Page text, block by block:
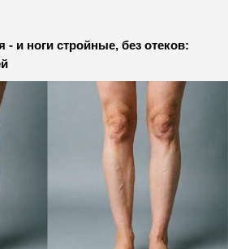
- и ноги стройные, без отеков: